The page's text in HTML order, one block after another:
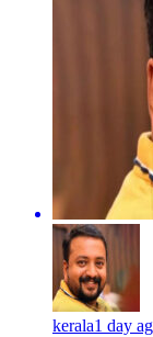
kerala1 day